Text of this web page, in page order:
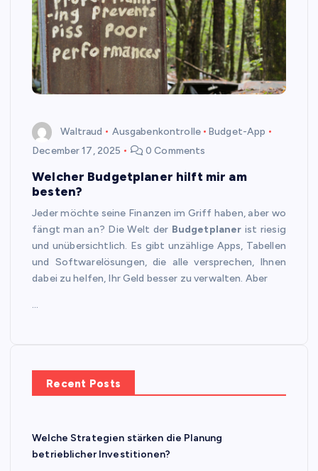
Waltraud Ausgabenkontrolle
Budget-App
December 17, 2025
0 Comments
Welcher Budgetplaner hilft mir am
besten?
Jeder möchte seine Finanzen im Griff haben, aber wo
fängt man an? Die Welt der Budgetplaner ist riesig
und unübersichtlich. Es gibt unzählige Apps, Tabellen
und Softwarelösungen, die alle versprechen, Ihnen
dabei zu helfen, Ihr Geld besser zu verwalten. Aber
…
Recent Posts
Welche Strategien stärken die Planung
betrieblicher Investitionen?